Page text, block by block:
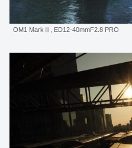
OM1 MarkⅡ, ED12-40mmF2.8 PRO